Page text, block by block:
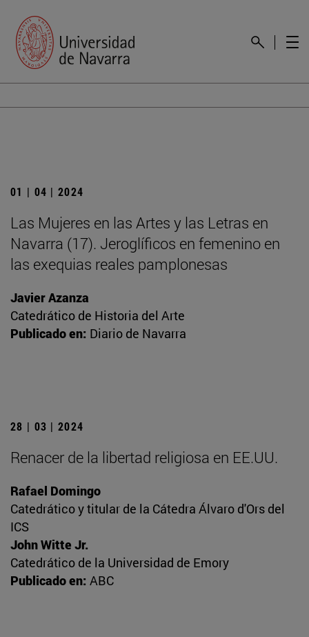
01 | 04 | 2024
Las Mujeres en las Artes y las Letras en
Navarra (17). Jeroglíficos en femenino en
las exequias reales pamplonesas
Javier Azanza
Catedrático de Historia del Arte
Publicado en: Diario de Navarra
28 | 03 | 2024
Renacer de la libertad religiosa en EE.UU.
Rafael Domingo
Catedrático y titular de la Cátedra Álvaro d'Ors del
ICS
John Witte Jr.
Catedrático de la Universidad de Emory
Publicado en: ABC